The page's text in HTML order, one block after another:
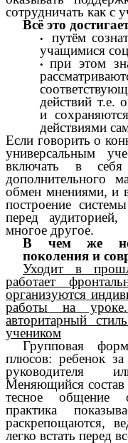
сотрудничать как с
Всё это
путём
учащимися
при этом
действий т.е.
и
действиями
Если говорить о
универсальным
включать в
дополнительного
обмен мнениями, и
построение
перед
многое другое.
В чем же
поколения и
Уходит в
работает
организуются
работы на уроке.
авторитарный
учеником
Групповая
плюсов: ребенок
руководителя
Меняющийся состав
тесное общение
практика
раскрепощаются,
легко встать перед